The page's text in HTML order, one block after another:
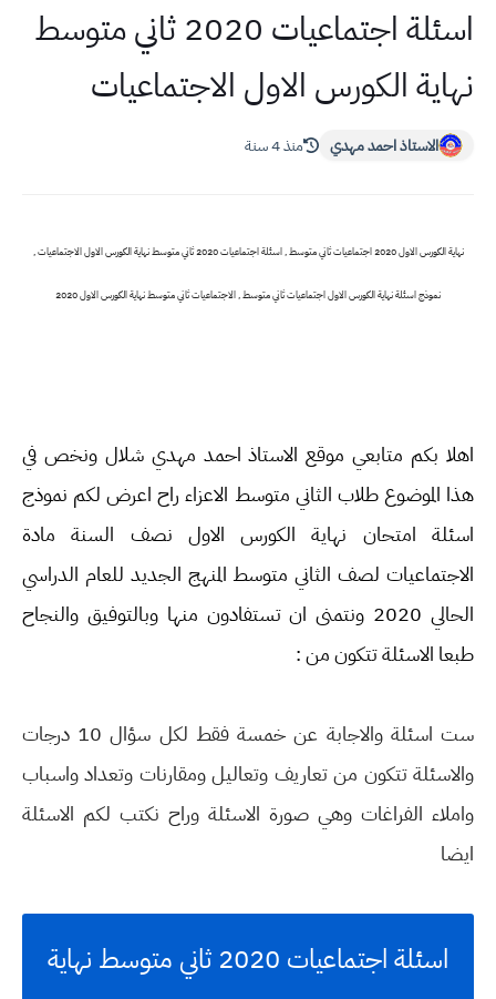
اسئلة اجتماعيات 2020 ثاني متوسط
نهاية الكورس الاول الاجتماعيات
الاستاذ احمد مهدي منذ 4 سنة
نهاية الكورس الاول 2020 اجتماعيات ثاني متوسط , اسئلة اجتماعيات 2020 ثاني متوسط نهاية الكورس الاول الاجتماعيات ,
نموذج اسئلة نهاية الكورس الاول اجتماعيات ثاني متوسط , الاجتماعيات ثاني متوسط نهاية الكورس الاول 2020
اهلا بكم متابعي موقع الاستاذ احمد مهدي شلال ونخص في
هذا الموضوع طلاب الثاني متوسط الاعزاء راح اعرض لكم نموذج
اسئلة امتحان نهاية الكورس الاول نصف السنة مادة
الاجتماعيات لصف الثاني متوسط المنهج الجديد للعام الدراسي
الحالي 2020 ونتمنى ان تستفادون منها وبالتوفيق والنجاح
طبعا الاسئلة تتكون من :
ست اسئلة والاجابة عن خمسة فقط لكل سؤال 10 درجات
والاسئلة تتكون من تعاريف وتعاليل ومقارنات وتعداد واسباب
واملاء الفراغات وهي صورة الاسئلة وراح نكتب لكم الاسئلة
ايضا
اسئلة اجتماعيات 2020 ثاني متوسط نهاية